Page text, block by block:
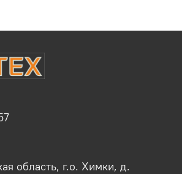
область, г.о. Химки, д.